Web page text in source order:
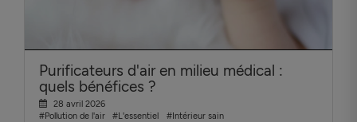
Purificateurs d'air en milieu médical :
quels bénéfices ?
28 avril 2026
#Pollution de l'air
#L'essentiel #Intérieur sain